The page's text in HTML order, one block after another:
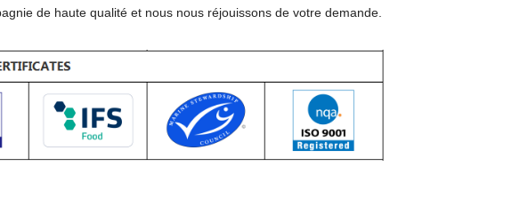
de haute qualité et nous nous réjouissons de votre demande.